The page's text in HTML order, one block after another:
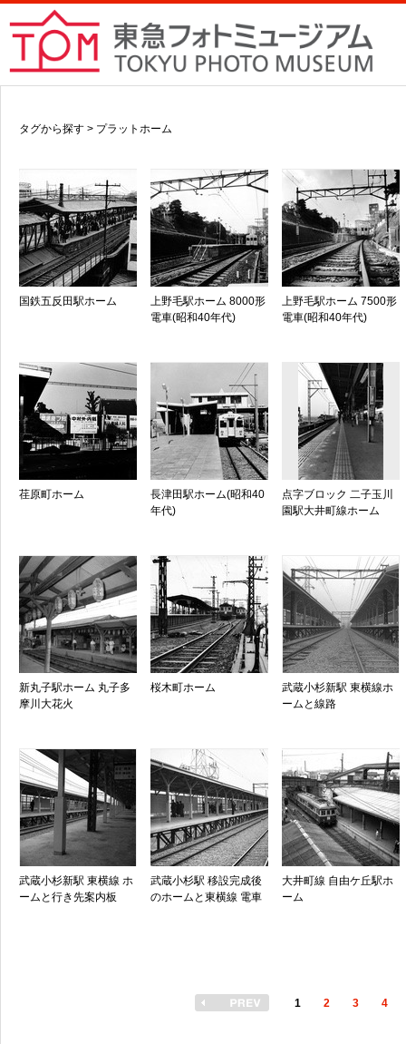
タグから探す > プラットホーム
国鉄五反田駅ホーム
上野毛駅ホーム 8000形
電車(昭和40年代)
上野毛駅ホーム 7500形
電車(昭和40年代)
荏原町ホーム
長津田駅ホーム(昭和40
年代)
点字ブロック 二子玉川
園駅大井町線ホーム
新丸子駅ホーム 丸子多
摩川大花火
桜木町ホーム
武蔵小杉新駅 東横線ホ
ームと線路
武蔵小杉新駅 東横線 ホ
ームと行き先案内板
武蔵小杉駅 移設完成後
のホームと東横線 電車
大井町線 自由ケ丘駅ホ
ーム
1 2 3 4